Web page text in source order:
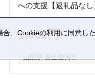
への支援【返礼品なし
1,000円
、Cookieの利用に同意し